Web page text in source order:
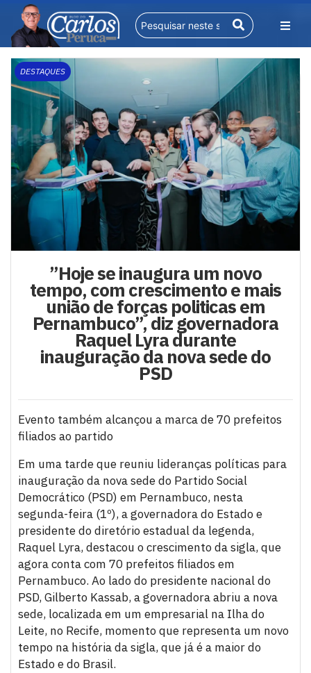
DESTAQUES
”Hoje se inaugura um novo
tempo, com crescimento e mais
união de forças politicas em
Pernambuco”, diz governadora
Raquel Lyra durante
inauguração da nova sede do
PSD
Evento também alcançou a marca de 70 prefeitos
filiados ao partido
Em uma tarde que reuniu lideranças políticas para
inauguração da nova sede do Partido Social
Democrático (PSD) em Pernambuco, nesta
segunda-feira (1º), a governadora do Estado e
presidente do diretório estadual da legenda,
Raquel Lyra, destacou o crescimento da sigla, que
agora conta com 70 prefeitos filiados em
Pernambuco. Ao lado do presidente nacional do
PSD, Gilberto Kassab, a governadora abriu a nova
sede, localizada em um empresarial na Ilha do
Leite, no Recife, momento que representa um novo
tempo na história da sigla, que já é a maior do
Estado e do Brasil.